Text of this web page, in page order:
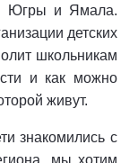
Югры и Ямала.
детских
школьникам
и как можно
живут.
знакомились с
мы хотим